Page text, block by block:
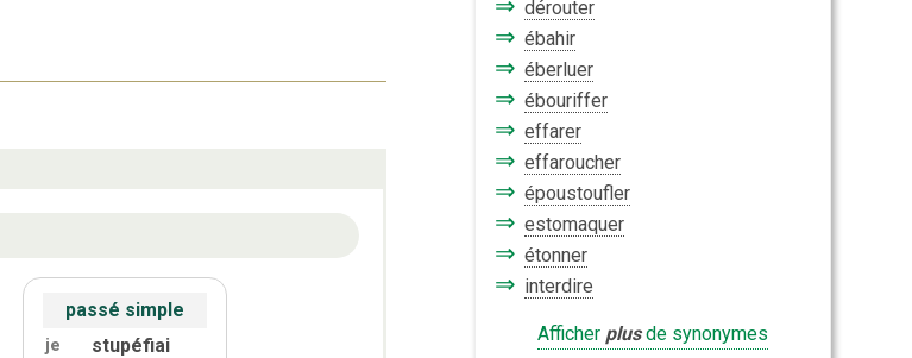
passé simple
je stupéfiai
dérouter
⇒ ébahir
⇒ éberluer
⇒ ébouriffer
⇒ effarer
⇒ effaroucher
⇒ époustoufler
⇒ estomaquer
⇒ étonner
⇒ interdire
Afficher plusde synonymes